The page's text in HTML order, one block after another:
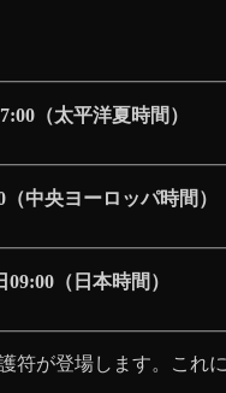
（太平洋夏時間）
（中央ヨーロッパ時間）
09:00（日本時間）
符が登場します。これ